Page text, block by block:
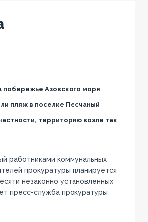
побережье Азовского моря
пляж в поселке Песчаный
территорию возле так
работниками коммунальных
прокуратуры планируется
незаконно установленных
пресс-служба прокуратуры